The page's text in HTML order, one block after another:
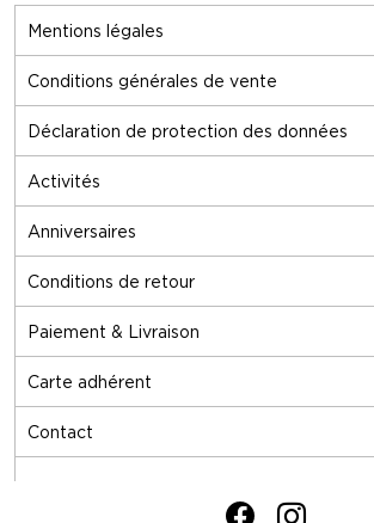
Mentions légales
Conditions générales de vente
Déclaration de protection des données
Activités
Anniversaires
Conditions de retour
Paiement & Livraison
Carte adhérent
Contact